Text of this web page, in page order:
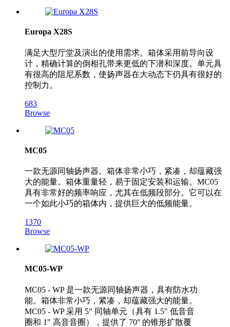
Europa X28S
满足大型厅堂及演出的使用需求。箱体采用前导向设
计，精确计算的倒相孔带来更低的下潜和深度。单元具
有很高的阻尼系数，使扬声器在大动态下仍具有很好的
控制力。
683
Browse
MC05
一款无源同轴扬声器。箱体非常小巧，紧凑，却蕴藏强
大的能量。箱体重量轻，易于固定安装和运输。MC05
具有非常好的频率响应，尤其在低频段部分。它可以在
一个如此小巧的箱体内，提供巨大的低频能量。
1370
Browse
MC05-WP
MC05 - WP 是一款无源同轴扬声器，具有防水功
能。箱体非常小巧，紧凑，却蕴藏强大的能量。
MC05 - WP 采用 5" 同轴单元（具有 1.5" 低音音
圈和 1" 高音音圈），提供了 70° 的锥形扩散覆